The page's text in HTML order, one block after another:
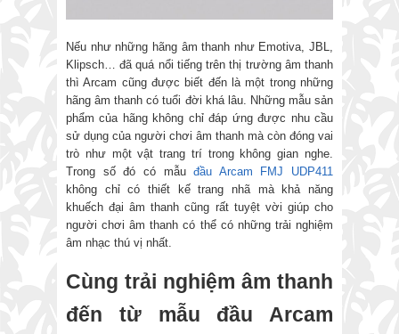
Nếu như những hãng âm thanh như Emotiva, JBL,
Klipsch… đã quá nổi tiếng trên thị trường âm thanh
thì Arcam cũng được biết đến là một trong những
hãng âm thanh có tuổi đời khá lâu. Những mẫu sản
phẩm của hãng không chỉ đáp ứng được nhu cầu
sử dụng của người chơi âm thanh mà còn đóng vai
trò như một vật trang trí trong không gian nghe.
Trong số đó có mẫuđầu Arcam FMJ UDP411
không chỉ có thiết kế trang nhã mà khả năng
khuếch đại âm thanh cũng rất tuyệt vời giúp cho
người chơi âm thanh có thể có những trải nghiệm
âm nhạc thú vị nhất.
Cùng trải nghiệm âm thanh
đến từ mẫu đầu Arcam